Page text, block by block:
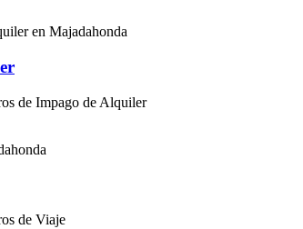
de Impago de Alquiler
de Viaje